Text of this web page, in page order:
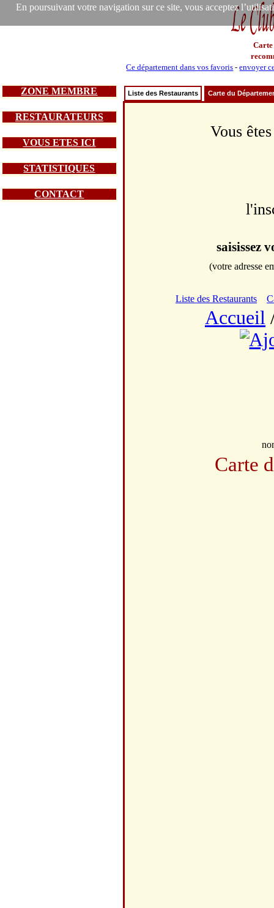
En poursuivant votre navigation sur ce site, vous acceptez
Carte
Ce département dans vos favoris -envoyer
ZONE MEMBRE
RESTAURATEURS
VOUS ETES ICI
STATISTIQUES
CONTACT
Liste des Restaurants Carte du
Vous
saisissez
(votre adresse
Liste des Restaurants
Accueil
Carte